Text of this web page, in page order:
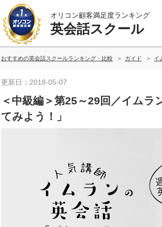
オリコン顧客満足度ランキング
英会話スクール
おすすめの英会話スクールランキング・比較 ガイド イ
更新日：2018-05-07
＜中級編＞第25～29回／イム
てみよう！」